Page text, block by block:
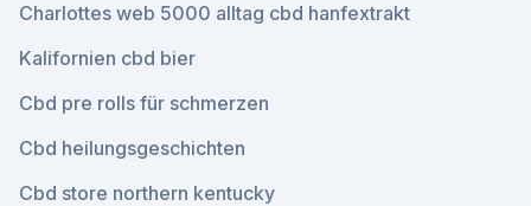
Charlottes web 5000 alltag cbd hanfextrakt
Kalifornien cbd bier
Cbd pre rolls für schmerzen
Cbd heilungsgeschichten
Cbd store northern kentucky